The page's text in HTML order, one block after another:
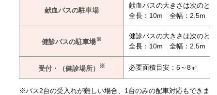
献血バスの駐車場
献血バスの大きさは次のと
全長：10m 全幅：2.5m
健診バスの駐車場※
健診バスの大きさは次のと
全長：10m 全幅：2.5m
受付・（健診場所） ※ 必要面積目安：6～8㎡
※バス2台の受入れが難しい場合、1台のみの配車対応もできま